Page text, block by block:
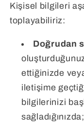
Kişisel bilgileri
toplayabiliriz:
Doğrudan
ettiğinizde
iletişime
bilgilerinizi
sağladığınızda;